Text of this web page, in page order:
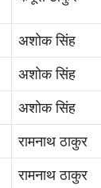
अशोक सिंह
अशोक सिंह
अशोक सिंह
रामनाथ ठाकुर
रामनाथ ठाकुर